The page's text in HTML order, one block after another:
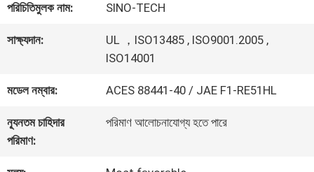
আমাদের
সম্বন্ধে
কারখানা
পরিদর্শন
পরিচিতিমুলক নাম: SINO-TECH
সাক্ষ্যদান:
UL ，ISO13485 , ISO9001.2005 ,
ISO14001
মডেল নম্বার: ACES 88441-40 / JAE F1-RE51HL
ন্যূনতম চাহিদার
পরিমাণ:
পরিমাণ আলোচনাযোগ্য হতে পারে